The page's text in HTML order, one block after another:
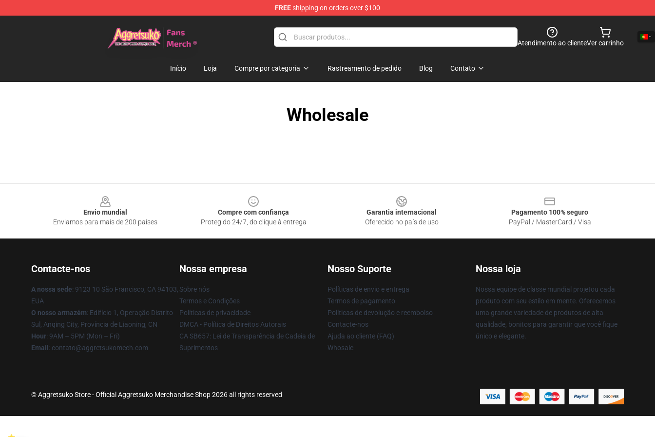
FREEshipping on orders over $100
Atendimento ao clienteVer carrinho
Início Loja Compre por categoria Rastreamento de pedido Blog Contato
Wholesale
Envio mundial
Enviamos para mais de 200 países
Compre com confiança
Protegido 24/7, do clique à entrega
Garantia internacional
Oferecido no país de uso
Pagamento 100% seguro
PayPal / MasterCard / Visa
Contacte-nos
A nossa sede: 9123 10 São Francisco, CA 94103,
EUA
O nosso armazém: Edifício 1, Operação Distrito
Sul, Anqing City, Província de Liaoning, CN
Hour: 9AM – 5PM (Mon – Fri)
Email : contato@aggretsukomech.com
Nossa empresa
Sobre nós
Termos e Condições
Políticas de privacidade
DMCA - Política de Direitos Autorais
CA SB657: Lei de Transparência de Cadeia de
Suprimentos
Nosso Suporte
Políticas de envio e entrega
Termos de pagamento
Políticas de devolução e reembolso
Contacte-nos
Ajuda ao cliente (FAQ)
Whosale
Nossa loja
Nossa equipe de classe mundial projetou cada
produto com seu estilo em mente. Oferecemos
uma grande variedade de produtos de alta
qualidade, bonitos para garantir que você fique
único e elegante.
© Aggretsuko Store - Official Aggretsuko Merchandise Shop 2026 all rights reserved